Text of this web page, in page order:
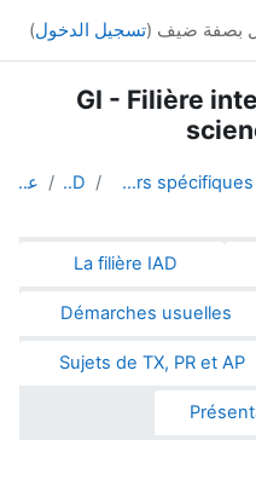
بصفة ضيف (تسجيل الدخول)
GI - Filière
Parcours spécifiques
IAD عام
La filière IAD
Démarches usuelles
Sujets de TX, PR et AP